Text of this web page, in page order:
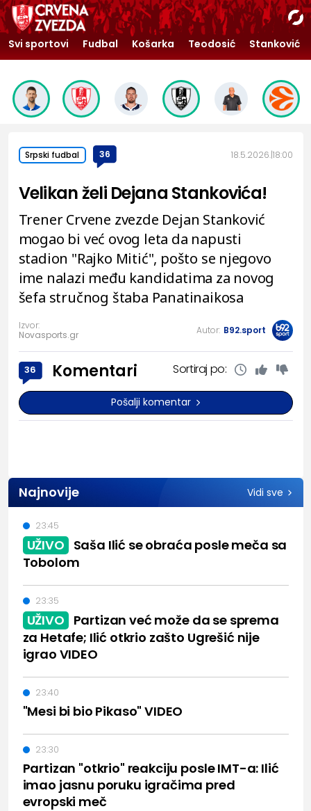
Svi sportovi Fudbal Košarka Teodosić Stanković
Srpski fudbal 36 18.5.2026. 18:00
Velikan želi Dejana Stankovića!
Trener Crvene zvezde Dejan Stanković
mogao bi već ovog leta da napusti
stadion "Rajko Mitić", pošto se njegovo
ime nalazi među kandidatima za novog
šefa stručnog štaba Panatinaikosa
Izvor:
Novasports.gr
Autor: B92.sport
36 Komentari Sortiraj po:
Pošalji komentar
Najnovije Vidi sve
UŽIVO Saša Ilić se obraća posle meča sa
Tobolom
23:45
UŽIVO Partizan već može da se sprema
za Hetafe; Ilić otkrio zašto Ugrešić nije
igrao VIDEO
23:35
"Mesi bi bio Pikaso" VIDEO
23:40
Partizan "otkrio" reakciju posle IMT-a: Ilić
imao jasnu poruku igračima pred
evropski meč
23:30